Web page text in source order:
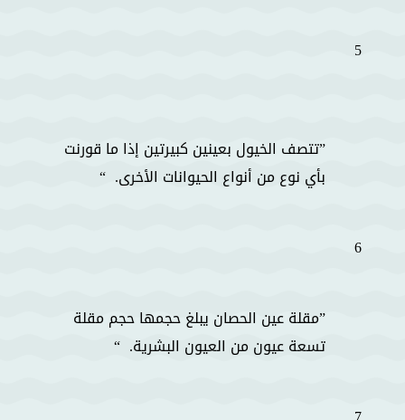
5
تتصف الخيول بعينين كبيرتين إذا ما قورنت
بأي نوع من أنواع الحيوانات الأخرى.
6
مقلة عين الحصان يبلغ حجمها حجم مقلة
تسعة عيون من العيون البشرية.